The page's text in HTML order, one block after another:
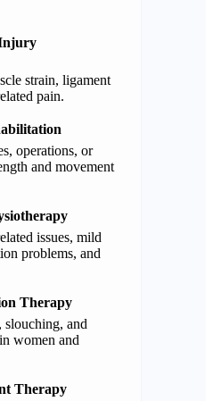
strain, ligament
pain.
operations, or
and movement
issues, mild
problems, and
Therapy
slouching, and
women and
Therapy